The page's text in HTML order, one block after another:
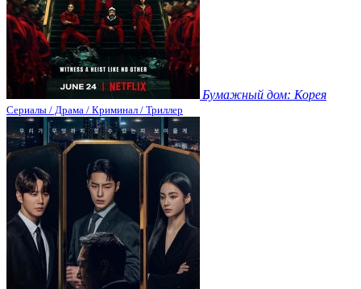
Бумажный дом: Корея
Сериалы / Драма / Криминал / Триллер